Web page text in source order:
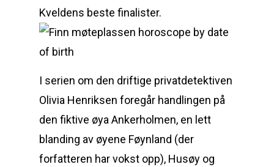
Kveldens beste finalister.
I serien om den driftige privatdetektiven
Olivia Henriksen foregår handlingen på
den fiktive øya Ankerholmen, en lett
blanding av øyene Føynland (der
forfatteren har vokst opp), Husøy og